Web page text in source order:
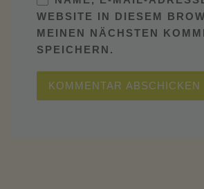
WEBSITE IN DIESEM
MEINEN NÄCHSTEN
SPEICHERN.